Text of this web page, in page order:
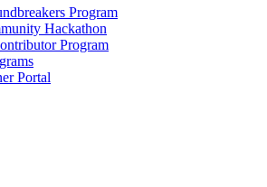
Program
Hackathon
Program
Portal